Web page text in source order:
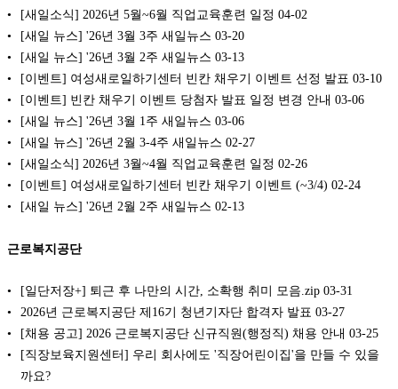
[새일소식] 2026년 5월~6월 직업교육훈련 일정️ 04-02
[새일 뉴스] '26년 3월 3주 새일뉴스 03-20
[새일 뉴스] '26년 3월 2주 새일뉴스 03-13
[이벤트] 여성새로일하기센터 빈칸 채우기 이벤트 선정 발표 03-10
[이벤트] 빈칸 채우기 이벤트 당첨자 발표 일정 변경 안내 03-06
[새일 뉴스] '26년 3월 1주 새일뉴스 03-06
[새일 뉴스] '26년 2월 3-4주 새일뉴스 02-27
[새일소식] 2026년 3월~4월 직업교육훈련 일정️ 02-26
[이벤트] 여성새로일하기센터 빈칸 채우기 이벤트 (~3/4) 02-24
[새일 뉴스] '26년 2월 2주 새일뉴스 02-13
근로복지공단
[일단저장+] 퇴근 후 나만의 시간, 소확행 취미 모음.zip 03-31
2026년 근로복지공단 제16기 청년기자단 합격자 발표 03-27
[채용 공고] 2026 근로복지공단 신규직원(행정직) 채용 안내 03-25
[직장보육지원센터] 우리 회사에도 '직장어린이집'을 만들 수 있을
까요?